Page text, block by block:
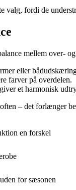
fordi de
mellem over-
eller
farver på overdelen.
et harmonisk
– det forlænger
en forskel
for sæsonen